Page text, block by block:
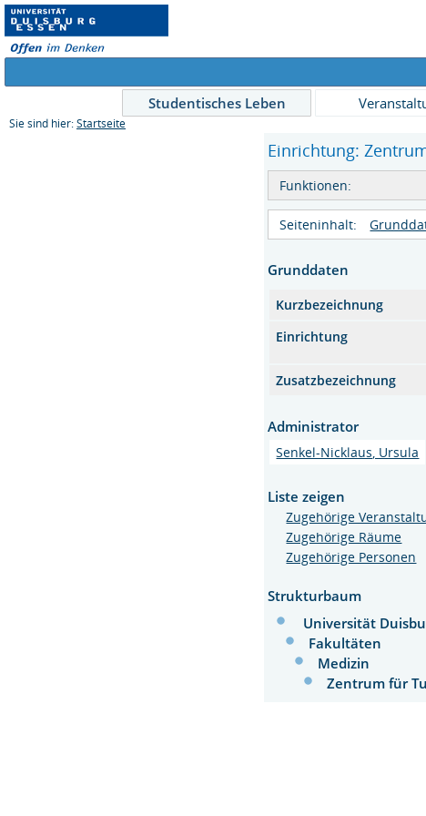
Studentisches Leben
Sie sind hier: Startseite
Einrichtung:
Funktionen:
Seiteninhalt:
Grunddaten
Kurzbezeichnung
Einrichtung
Zusatzbezeichnung
Administrator
Senkel-Nicklaus, Ursula
Liste zeigen
Zugehörige
Zugehörige Räume
Zugehörige Personen
Strukturbaum
Universität
Fakultäten
Medizin
Zentrum für